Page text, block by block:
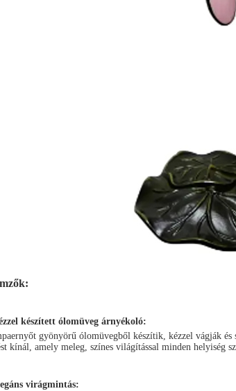
készített ólomüveg árnyékoló:
gyönyörű ólomüvegből készítik, kézzel vágják
kínál, amely meleg, színes világítással minden helyiség
virágmintás: